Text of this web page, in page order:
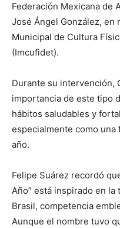
Federación Mexicana de
José Ángel González,
Municipal de Cultura
(Imcufidet).
Durante su intervención,
importancia de este tipo
hábitos saludables y
especialmente como
año.
Felipe Suárez recordó
Año” está inspirado en
Brasil, competencia
Aunque el nombre tuvo